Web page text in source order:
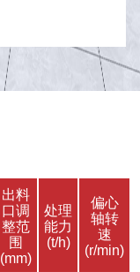
出料
口调
整范
围
(mm)
处理
能力
(t/h)
偏心
轴转
速
(r/min)